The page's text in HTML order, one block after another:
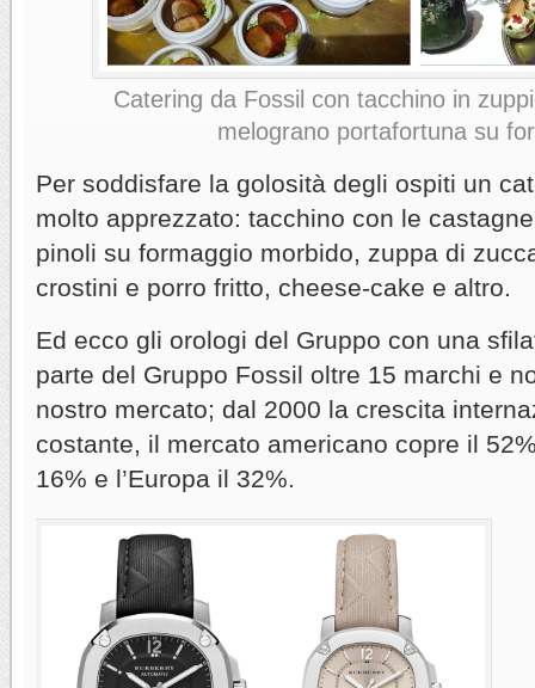
Catering da Fossil con tacchino in
melograno portafortuna su
Per soddisfare la golosità degli ospiti un
molto apprezzato: tacchino con le
pinoli su formaggio morbido, zuppa di
crostini e porro fritto, cheese-cake e altro.
Ed ecco gli orologi del Gruppo con una
parte del Gruppo Fossil oltre 15 marchi e
nostro mercato; dal 2000 la crescita
costante, il mercato americano copre il
16% e l’Europa il 32%.